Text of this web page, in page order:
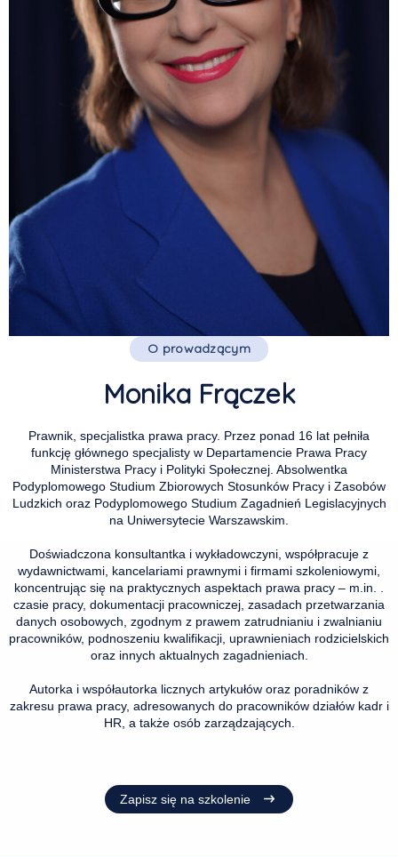
O prowadzącym
Monika Frączek
Prawnik, specjalistka prawa pracy. Przez ponad 16 lat pełniła
funkcję głównego specjalisty w Departamencie Prawa Pracy
Ministerstwa Pracy i Polityki Społecznej. Absolwentka
Podyplomowego Studium Zbiorowych Stosunków Pracy i Zasobów
Ludzkich oraz Podyplomowego Studium Zagadnień Legislacyjnych
na Uniwersytecie Warszawskim.
Doświadczona konsultantka i wykładowczyni, współpracuje z
wydawnictwami, kancelariami prawnymi i firmami szkoleniowymi,
koncentrując się na praktycznych aspektach prawa pracy – m.in. .
czasie pracy, dokumentacji pracowniczej, zasadach przetwarzania
danych osobowych, zgodnym z prawem zatrudnianiu i zwalnianiu
pracowników, podnoszeniu kwalifikacji, uprawnieniach rodzicielskich
oraz innych aktualnych zagadnieniach.
Autorka i współautorka licznych artykułów oraz poradników z
zakresu prawa pracy, adresowanych do pracowników działów kadr i
HR, a także osób zarządzających.
Zapisz się na szkolenie